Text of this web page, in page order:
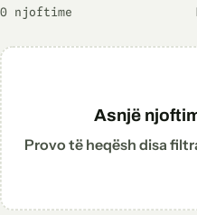
0 njoftime
Asnjë
Provo të heqësh disa